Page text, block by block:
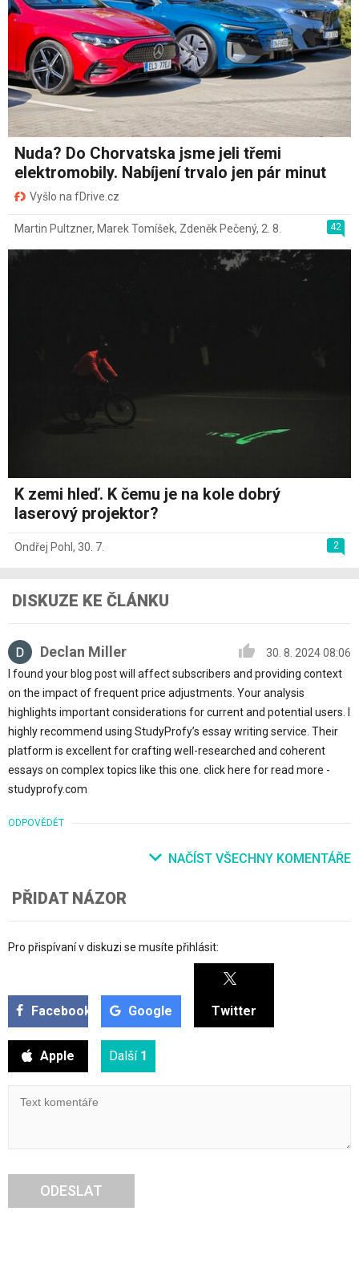
Nuda? Do Chorvatska jsme jeli třemi
elektromobily. Nabíjení trvalo jen pár minut
Vyšlo na fDrive.cz
42
Martin Pultzner, Marek Tomíšek, Zdeněk Pečený, 2. 8.
K zemi hleď. K čemu je na kole dobrý
laserový projektor?
2
Ondřej Pohl , 30. 7.
DISKUZE KE ČLÁNKU
Declan Miller
30. 8. 2024 08:06
I found your blog post will affect subscribers and providing context
on the impact of frequent price adjustments. Your analysis
highlights important considerations for current and potential users. I
highly recommend using StudyProfy’s essay writing service. Their
platform is excellent for crafting well-researched and coherent
essays on complex topics like this one. click here for read more -
studyprofy.com
ODPOVĚDĚT
NAČÍST VŠECHNY KOMENTÁŘE
PŘIDAT NÁZOR
Pro přispívaní v diskuzi se musíte přihlásit:
Facebook Google Twitter
Apple Další 1
ODESLAT